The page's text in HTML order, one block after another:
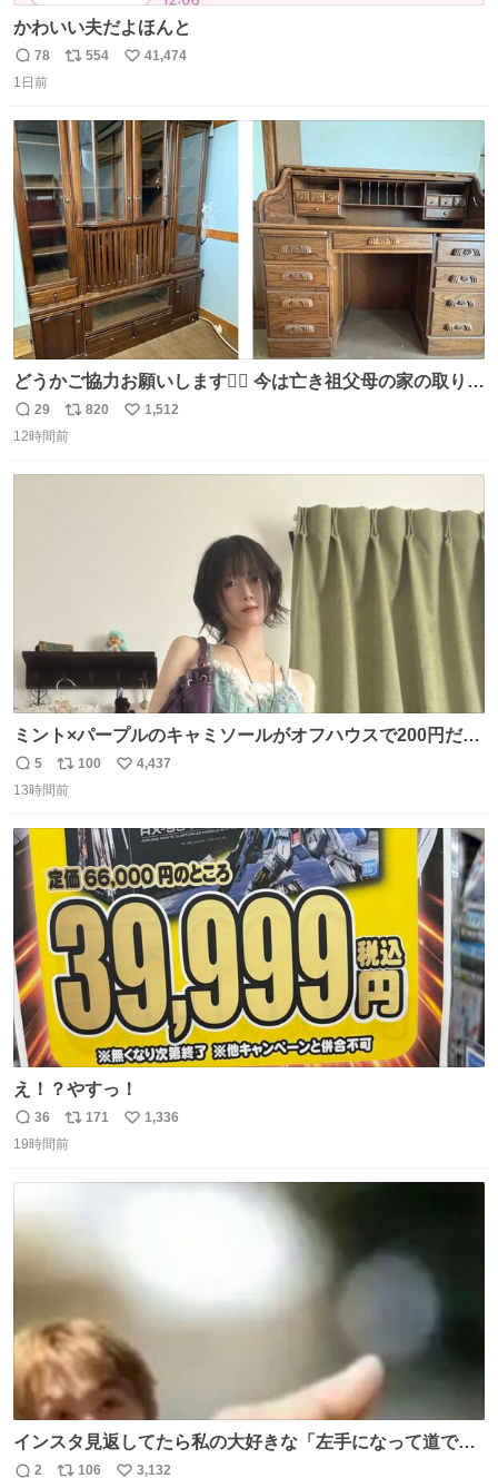
かわいい夫だよほんと
返
信
78
リ
ト
数
554
い
数
41,474
1日前
どうかご協力お願いします🙇‍♂️ 今は亡き祖父母の家の取り壊
しが決まり、どうしても処分して欲しくない食器棚と机の
引き取り手を探しております この2つは私の祖母が当初一
返
信
29
リ
ポ
820
い
1,512
12時間前
ミント×パープルのキャミソールがオフハウスで200円だっ
た♩
返
信
5
リ
ポ
ト
数
100
い
数
4,437
13時間前
え！？やすっ！
返
信
36
リ
ポ
171
い
1,336
19時間前
インスタ見返してたら私の大好きな「左手になって道で横
になるマーティン」の元画像見つけて今月1アツい
2 106 3,132